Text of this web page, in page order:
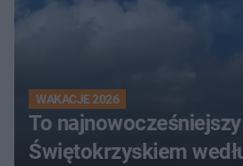
WAKACJE 2026
To
Świętokrzyskiem